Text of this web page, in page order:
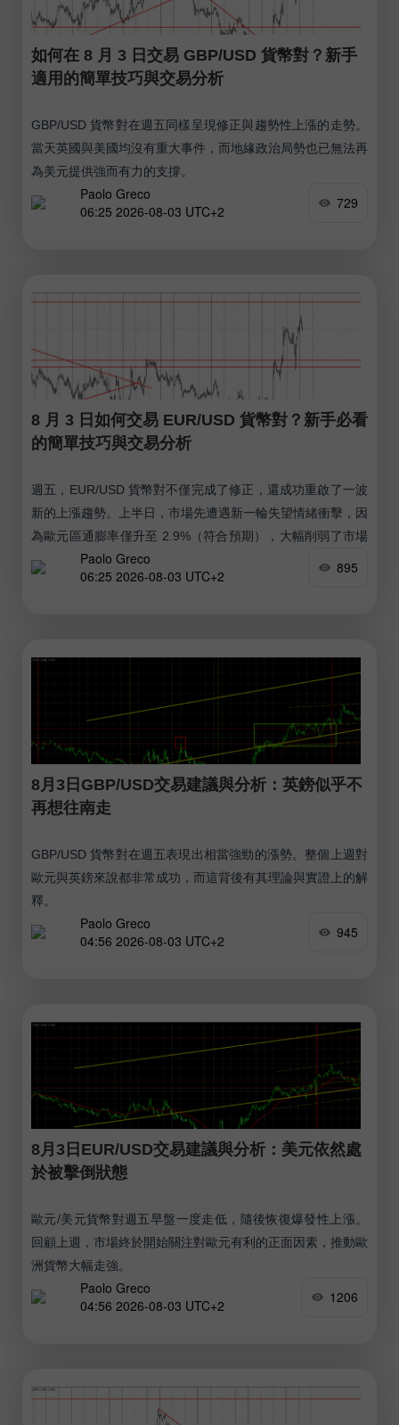
如何在 8 月 3 日交易 GBP/USD 貨幣對？新手
適用的簡單技巧與交易分析
GBP/USD 貨幣對在週五同樣呈現修正與趨勢性上漲的走勢。
當天英國與美國均沒有重大事件，而地緣政治局勢也已無法再
為美元提供強而有力的支撐。
Paolo Greco
06:25 2026-08-03 UTC+2
729
8 月 3 日如何交易 EUR/USD 貨幣對？新手必看
的簡單技巧與交易分析
週五，EUR/USD 貨幣對不僅完成了修正，還成功重啟了一波
新的上漲趨勢。上半日，市場先遭遇新一輪失望情緒衝擊，因
為歐元區通膨率僅升至 2.9%（符合預期），大幅削弱了市場
對 European Central Bank 貨幣政策轉向鷹派的期待。
Paolo Greco
06:25 2026-08-03 UTC+2
895
8月3日GBP/USD交易建議與分析：英鎊似乎不
再想往南走
GBP/USD 貨幣對在週五表現出相當強勁的漲勢。整個上週對
歐元與英鎊來說都非常成功，而這背後有其理論與實證上的解
釋。
Paolo Greco
04:56 2026-08-03 UTC+2
945
8月3日EUR/USD交易建議與分析：美元依然處
於被擊倒狀態
歐元/美元貨幣對週五早盤一度走低，隨後恢復爆發性上漲。
回顧上週，市場終於開始關注對歐元有利的正面因素，推動歐
洲貨幣大幅走強。
Paolo Greco
04:56 2026-08-03 UTC+2
1206